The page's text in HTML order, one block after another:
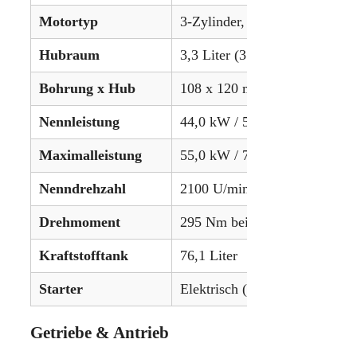
Motortyp 3-Zylinder,
Hubraum 3,3 Liter (3.301 cm³)
Bohrung x Hub 108 x 120 mm
Nennleistung 44,0 kW / 59 PS (netto)
Maximalleistung 55,0 kW / 73,8 PS (brutto)
Nenndrehzahl 2100 U/min
Drehmoment 295 Nm bei 1600 U/min
Kraftstofftank 76,1 Liter
Starter Elektrisch (12V)
Getriebe & Antrieb